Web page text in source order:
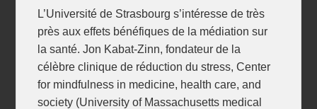
L’Université de Strasbourg s’intéresse de très
près aux effets bénéfiques de la médiation sur
la santé. Jon Kabat-Zinn, fondateur de la
célèbre clinique de réduction du stress, Center
for mindfulness in medicine, health care, and
society (University of Massachusetts medical